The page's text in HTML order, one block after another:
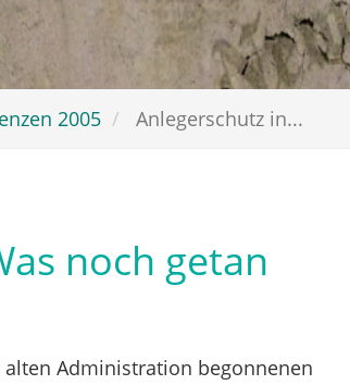
2005 Anlegerschutz in...
noch getan
Administration begonnenen